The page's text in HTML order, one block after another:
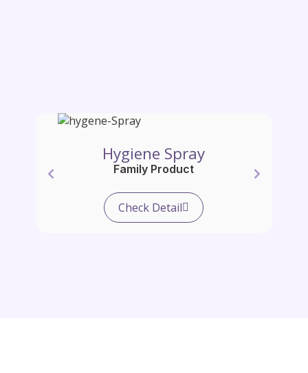
Hygiene Spray
Family Product
Check Detail